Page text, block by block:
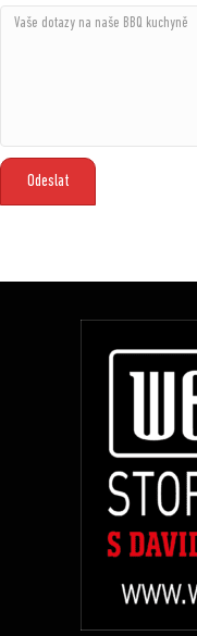
Odeslat